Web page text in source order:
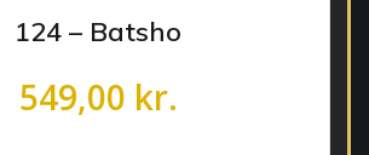
124 – Batsho
549,00 kr.